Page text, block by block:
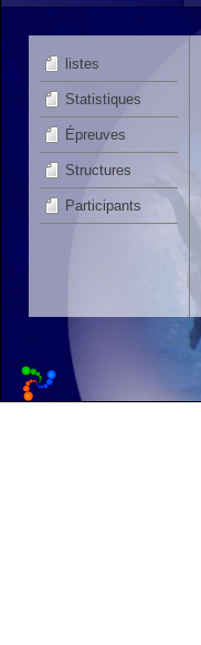
listes
Statistiques
Épreuves
Structures
Participants